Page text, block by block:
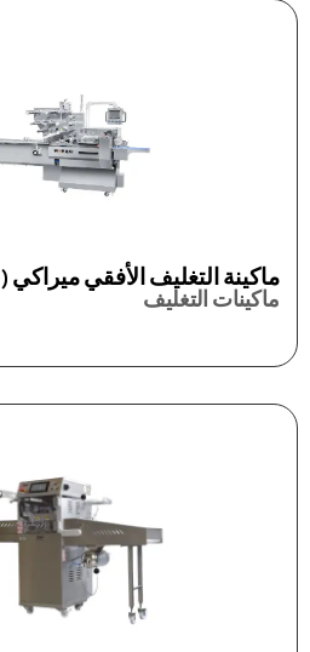
ماكينة التغليف الأفقي ميراكي (BOSS450)
ماكينات التغليف